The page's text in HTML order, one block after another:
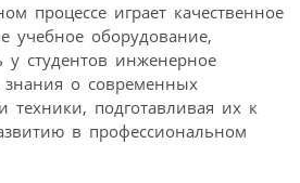
процессе играет качественное
учебное оборудование,
у студентов инженерное
о современных
техники, подготавливая их к
в профессиональном